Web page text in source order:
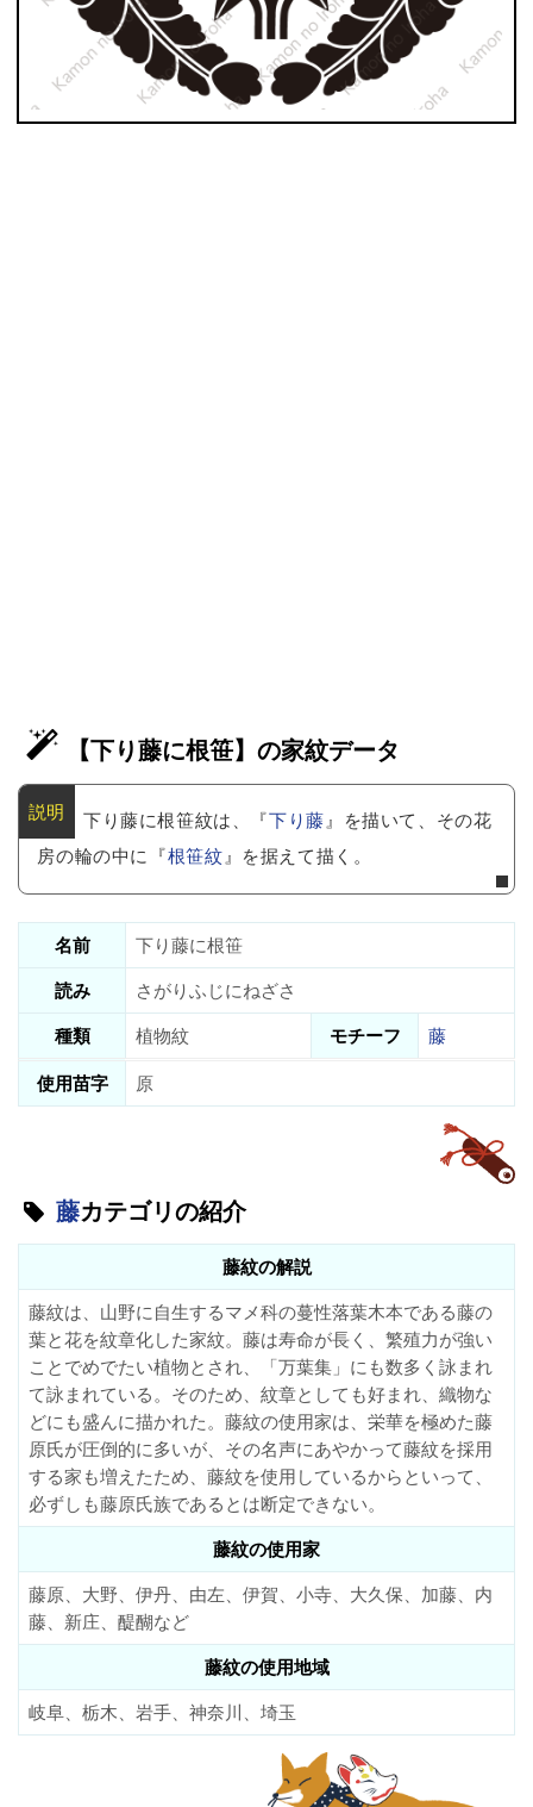
【下り藤に根笹】の家紋データ
下り藤に根笹紋は、『下り藤』を描いて、その花
房の輪の中に『根笹紋』を据えて描く。
名前
下り藤に根笹
読み
さがりふじにねざさ
種類
植物紋 モチーフ
藤
使用苗字
原
藤カテゴリの紹介
藤紋の解説
藤紋は、山野に自生するマメ科の蔓性落葉木本である藤の
葉と花を紋章化した家紋。藤は寿命が長く、繁殖力が強い
ことでめでたい植物とされ、「万葉集」にも数多く詠まれ
て詠まれている。そのため、紋章としても好まれ、織物な
どにも盛んに描かれた。藤紋の使用家は、栄華を極めた藤
原氏が圧倒的に多いが、その名声にあやかって藤紋を採用
する家も増えたため、藤紋を使用しているからといって、
必ずしも藤原氏族であるとは断定できない。
藤紋の使用家
藤原、大野、伊丹、由左、伊賀、小寺、大久保、加藤、内
藤、新庄、醍醐など
藤紋の使用地域
岐阜、栃木、岩手、神奈川、埼玉